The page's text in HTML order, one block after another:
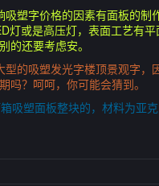
塑字价格的因素有面板的
或是高压灯，表面工艺有
的还要考虑安。
的吸塑发光字楼顶景观字
？呵呵，你可能会猜到。
塑面板整块的，材料为亚克